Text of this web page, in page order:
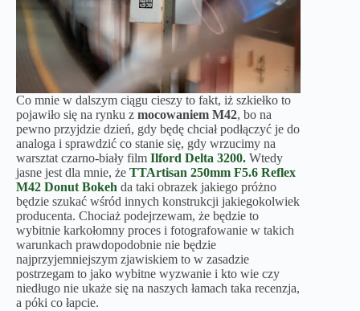
Co mnie w dalszym ciągu cieszy to fakt, iż szkiełko to
pojawiło się na rynku z mocowaniem M42, bo na
pewno przyjdzie dzień, gdy będę chciał podłączyć je do
analoga i sprawdzić co stanie się, gdy wrzucimy na
warsztat czarno-biały film Ilford Delta 3200. Wtedy
jasne jest dla mnie, że TTArtisan 250mm F5.6 Reflex
M42 Donut Bokeh da taki obrazek jakiego próżno
będzie szukać wśród innych konstrukcji jakiegokolwiek
producenta. Chociaż podejrzewam, że będzie to
wybitnie karkołomny proces i fotografowanie w takich
warunkach prawdopodobnie nie będzie
najprzyjemniejszym zjawiskiem to w zasadzie
postrzegam to jako wybitne wyzwanie i kto wie czy
niedługo nie ukaże się na naszych łamach taka recenzja,
a póki co łapcie.